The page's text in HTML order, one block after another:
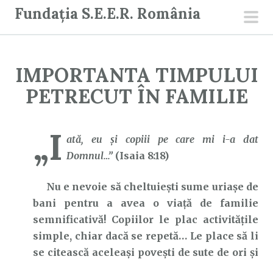
Fundația S.E.E.R. România
IMPORTANTA TIMPULUI
PETRECUT ÎN FAMILIE
„I ată, eu şi copiii pe care mi i-a dat
Domnul…” (Isaia 8:18)
Nu e nevoie să cheltuiești sume uriașe de
bani pentru a avea o viață de familie
semnificativă! Copiilor le plac activitățile
simple, chiar dacă se repetă… Le place să li
se citească aceleași povești de sute de ori și